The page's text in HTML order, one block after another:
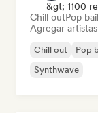
&gt; 1100
Chill outPop
Agregar
Chill out Pop
Synthwave